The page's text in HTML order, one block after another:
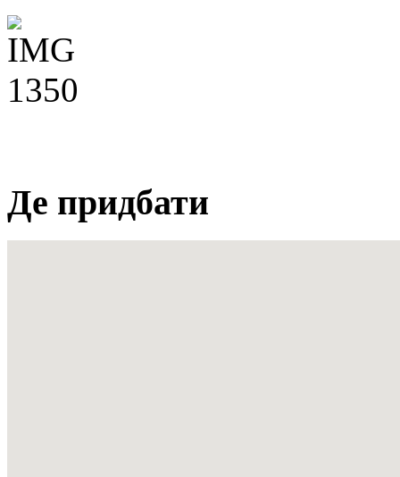
Де придбати